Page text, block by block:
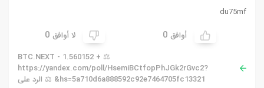
du75mf
أوافق0 لا أوافق0
⚖ + 1.560152 BTC.NEXT -
https://yandex.com/poll/HsemiBCtfopPhJGk2rGvc2?
hs=5a710d6a888592c92e7464705fc13321& ⚖ الرد على